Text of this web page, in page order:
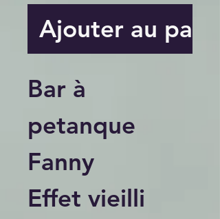
Ajouter au
Bar à
petanque
Fanny
Effet vieilli